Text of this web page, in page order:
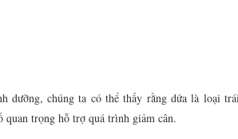
dưỡng, chúng ta có thể thấy rằng dứa là loại
trọng hỗ trợ quá trình giảm cân.